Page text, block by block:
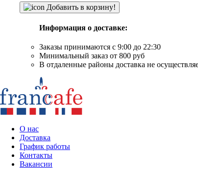
Добавить в корзину!
Информация о доставке:
Заказы принимаются с 9:00 до 22:30
Минимальный заказ от 800 руб
В отдаленные районы доставка не
О нас
Доставка
График работы
Контакты
Вакансии